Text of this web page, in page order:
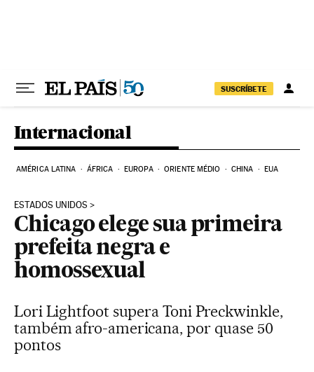
SUSCRÍBETE
Internacional
AMÉRICA LATINA ÁFRICA EUROPA ORIENTE MÉDIO CHINA EUA
ESTADOS UNIDOS
Chicago elege sua primeira
prefeita negra e
homossexual
Lori Lightfoot supera Toni Preckwinkle,
também afro-americana, por quase 50
pontos